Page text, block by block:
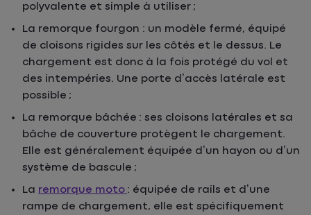
polyvalente et simple à utiliser ;
La remorque fourgon : un modèle fermé, équipé
de cloisons rigides sur les côtés et le dessus. Le
chargement est donc à la fois protégé du vol et
des intempéries. Une porte d’accès latérale est
possible ;
La remorque bâchée : ses cloisons latérales et sa
bâche de couverture protègent le chargement.
Elle est généralement équipée d’un hayon ou d’un
système de bascule ;
La remorque moto : équipée de rails et d’une
rampe de chargement, elle est spécifiquement